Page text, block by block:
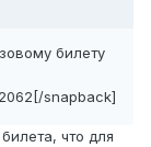
билету
snapback]
что для